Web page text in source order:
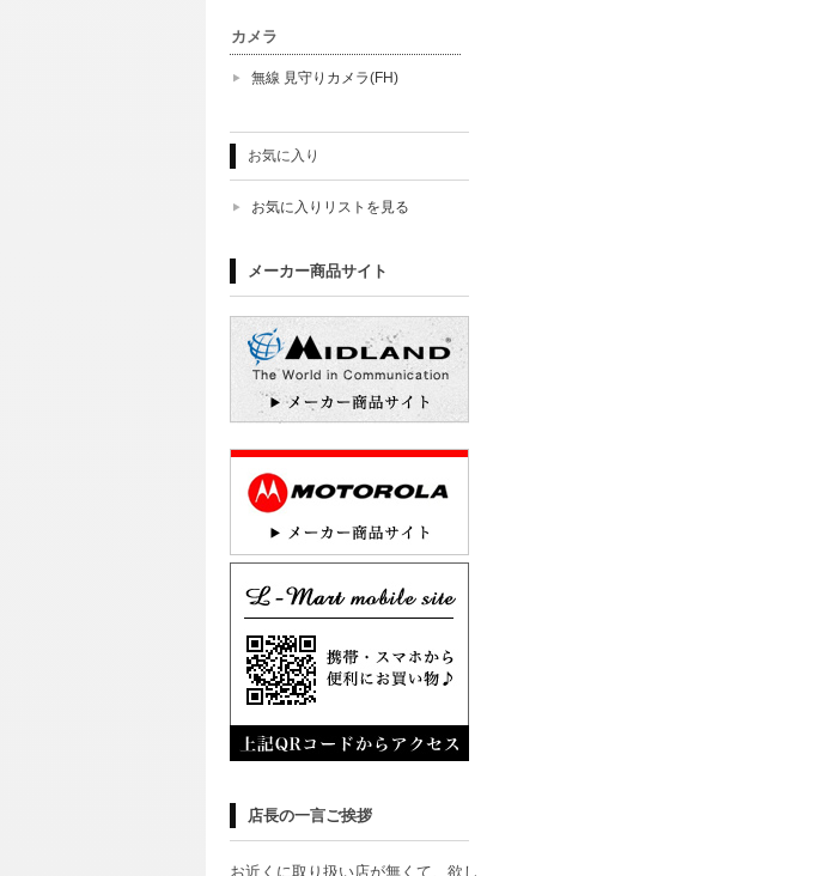
カメラ
無線 見守りカメラ(FH)
お気に入り
お気に入りリストを見る
メーカー商品サイト
店長の一言ご挨拶
お近くに取り扱い店が無くて、欲し